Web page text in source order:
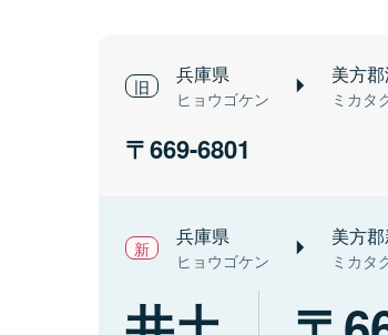
兵庫県
ヒョウゴケン
美方
ミカタ
669-6801
兵庫県
ヒョウゴケン
美方
ミカタ